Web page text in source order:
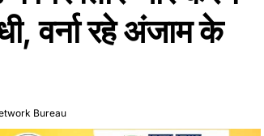
वर्ना रहे अंजाम के
Bureau